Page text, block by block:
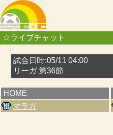
☆ライブチャット
試合日時:05/11 04:00
リーガ 第36節
HOME
マラガ